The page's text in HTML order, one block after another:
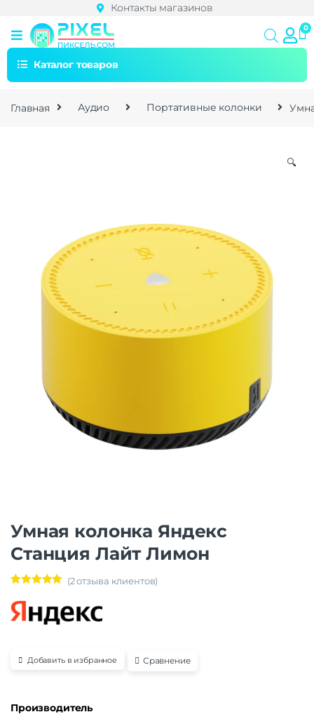
Контакты магазинов
Каталог товаров
Главная Аудио Портативные колонки
🔍
Умная колонка Яндекс
Станция Лайт Лимон
5.00
основе
опроса
(2отзыва клиентов)
Добавить в избранное Сравнение
Производитель